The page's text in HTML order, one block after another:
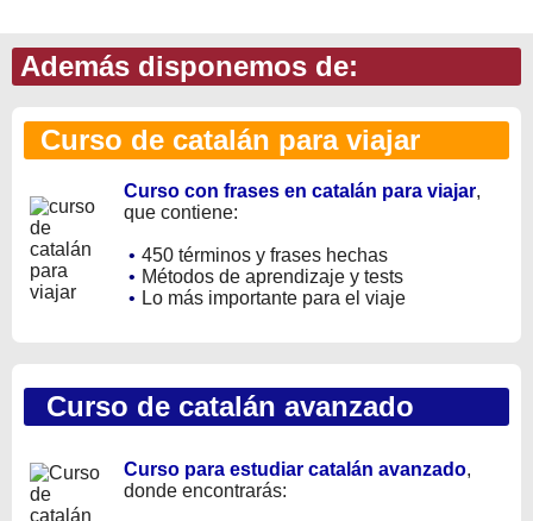
Además disponemos de:
Curso de catalán para viajar
Curso con frases en catalán para viajar,
que contiene:
• 450 términos y frases hechas
• Métodos de aprendizaje y tests
• Lo más importante para el viaje
Curso de catalán avanzado
Curso para estudiar catalán avanzado,
donde encontrarás: